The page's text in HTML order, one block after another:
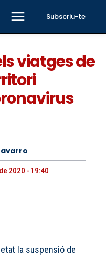
Subscriu-te
viatges de
2020 - 19:40
la suspensió de